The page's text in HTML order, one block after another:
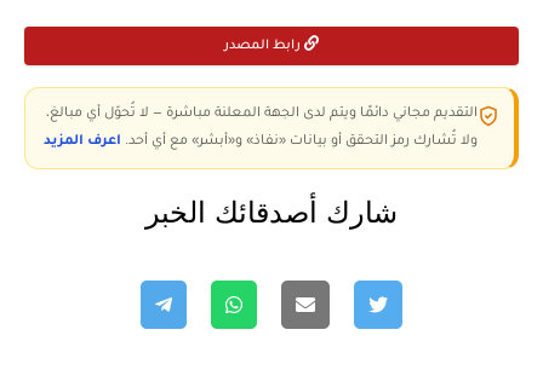
رابط المصدر
التقديم مجاني دائمًا ويتم لدى الجهة المعلنة مباشرة — لا تُحوّل أي مبالغ،
ولا تُشارك رمز التحقق أو بيانات «نفاذ» و«أبشر» مع أي أحد. اعرف المزيد
شارك أصدقائك الخبر